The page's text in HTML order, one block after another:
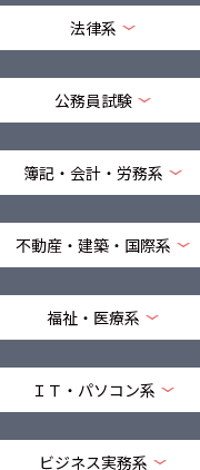
法律系
公務員試験
簿記・会計・労務系
不動産・建築・国際系
福祉・医療系
ＩＴ・パソコン系
ビジネス実務系